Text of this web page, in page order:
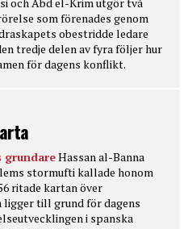
som förenades genom
obestridde ledare
tredje delen av fyra följer hur
för dagens konflikt.
grundareHassan al-Banna
stormufti kallade honom
ritade kartan över
ligger till grund för dagens
i spanska